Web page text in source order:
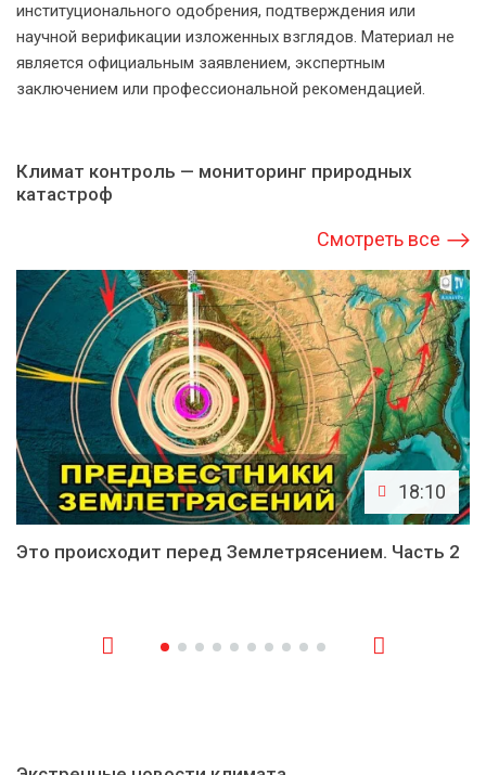
институционального одобрения, подтверждения или
научной верификации изложенных взглядов. Материал не
является официальным заявлением, экспертным
заключением или профессиональной рекомендацией.
Климат контроль — мониторинг природных
катастроф
Смотреть все
18:10
Это происходит перед Землетрясением. Часть 2